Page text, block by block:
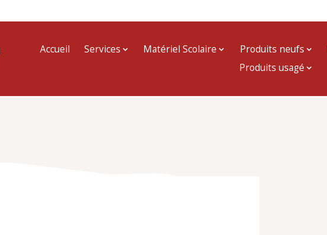
Accueil Services Matériel Scolaire Produits neufs
Produits usagé